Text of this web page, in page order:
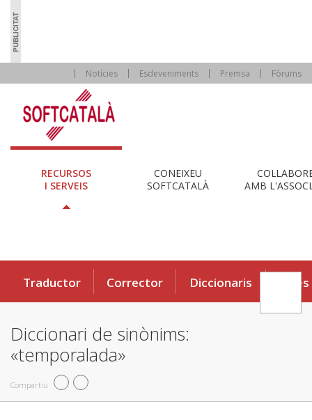
Notícies Esdeveniments Premsa Fòrums
RECURSOS
I SERVEIS
CONEIXEU
SOFTCATALÀ
AMB
Traductor Corrector Diccionaris Eines
Diccionari de sinònims:
«temporalada»
Compartiu